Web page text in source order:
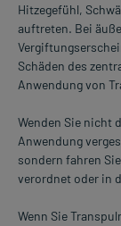
Hitzegefühl,
auftreten. Bei
Schäden des
Anwendung von
Wenden Sie nicht
Anwendung
sondern fahren
verordnet oder in
Wenn Sie